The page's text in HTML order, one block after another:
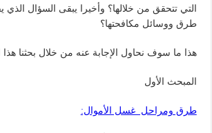
التي تتحقق من خلالها؟ وأخيرا يبقى السؤال
طرق ووسائل مكافحتها؟
هذا ما سوف نحاول الإجابة عنه من خلال بحثنا هذا
المبحث الأول
طرق ومراحل غسل الأموال: